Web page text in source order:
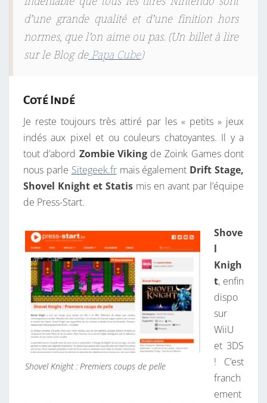
d’une grande qualité et d’une finition hors
normes, que l’on aime ou pas. (Un billet à lire
sur le Blog dePapa Cube)
Coté Indé
Je reste toujours très attiré par les « petits » jeux
indés aux pixel et ou couleurs chatoyantes. Il y a
tout d’abord Zombie Vikingde Zoink Games dont
nous parle Sitegeek.frmais également Drift Stage,
Shovel Knight et Statis mis en avant par l’équipe
de Press-Start.
Shovel Knight : Premiers coups de pelle
Shove
l
Knigh
t, enfin
dispo
sur
WiiU
et 3DS
! C’est
franch
ement